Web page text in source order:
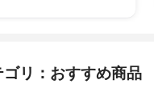
リ：おすすめ商品